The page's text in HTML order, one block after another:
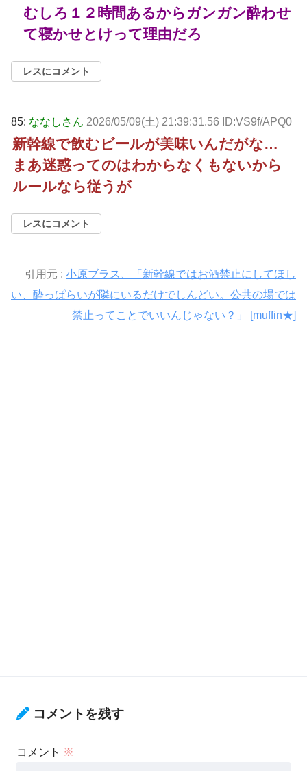
むしろ１２時間あるからガンガン酔わせ
て寝かせとけって理由だろ
レスにコメント
85: ななしさん 2026/05/09(土) 21:39:31.56 ID:VS9f/APQ0
新幹線で飲むビールが美味いんだがな…
まあ迷惑ってのはわからなくもないから
ルールなら従うが
レスにコメント
引用元 : 小原ブラス、「新幹線ではお酒禁止にしてほし
い、酔っぱらいが隣にいるだけでしんどい。公共の場では
禁止ってことでいいんじゃない？」 [muffin★]
コメントを残す
コメント ※